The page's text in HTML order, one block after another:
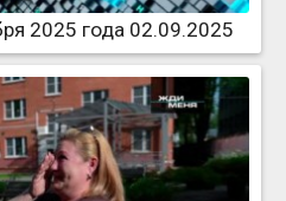
2025 года 02.09.2025